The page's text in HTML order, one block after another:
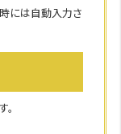
には自動入力さ